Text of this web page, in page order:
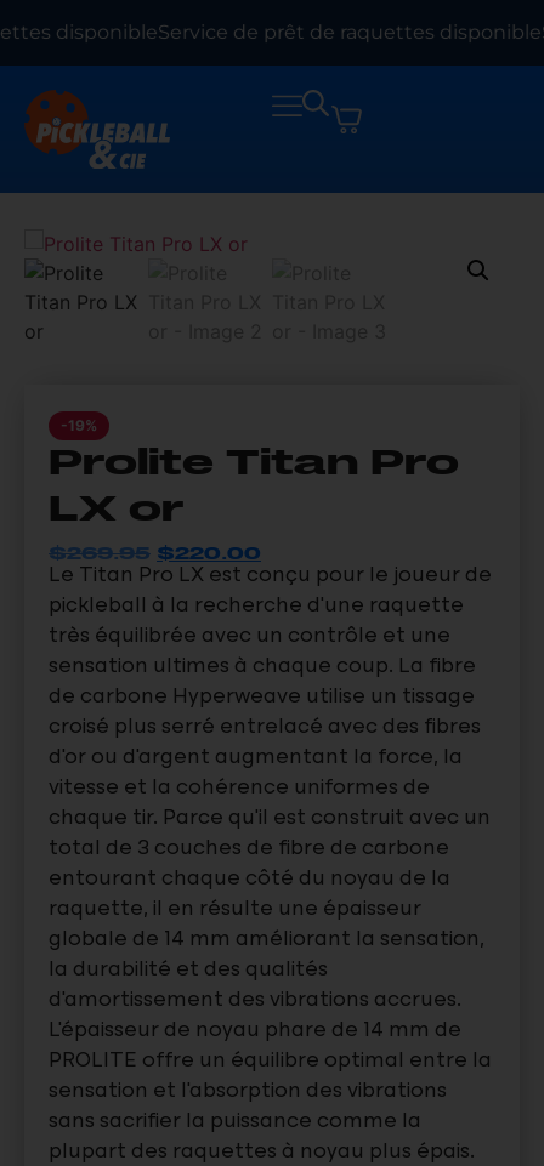
disponibleService de prêt de raquettes disponible
-19%
Prolite Titan Pro
LX or
$269.95 $220.00
Le Titan Pro LX est conçu pour le joueur de
pickleball à la recherche d’une raquette
très équilibrée avec un contrôle et une
sensation ultimes à chaque coup. La fibre
de carbone Hyperweave utilise un tissage
croisé plus serré entrelacé avec des fibres
d’or ou d’argent augmentant la force, la
vitesse et la cohérence uniformes de
chaque tir. Parce qu’il est construit avec un
total de 3 couches de fibre de carbone
entourant chaque côté du noyau de la
raquette, il en résulte une épaisseur
globale de 14 mm améliorant la sensation,
la durabilité et des qualités
d’amortissement des vibrations accrues.
L’épaisseur de noyau phare de 14 mm de
PROLITE offre un équilibre optimal entre la
sensation et l’absorption des vibrations
sans sacrifier la puissance comme la
plupart des raquettes à noyau plus épais.